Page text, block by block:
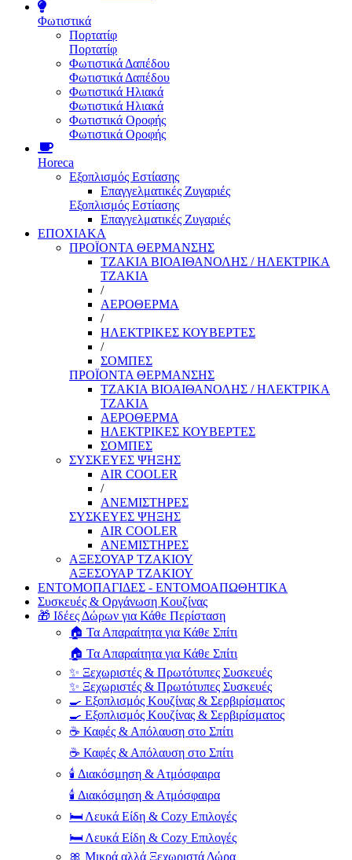
Φωτιστικά
Πορτατίφ
Πορτατίφ
Φωτιστικά Δαπέδου
Φωτιστικά Δαπέδου
Φωτιστικά Ηλιακά
Φωτιστικά Ηλιακά
Φωτιστικά Οροφής
Φωτιστικά Οροφής
Horeca
Εξοπλισμός Εστίασης
Επαγγελματικές Ζυγαριές
Εξοπλισμός Εστίασης
Επαγγελματικές Ζυγαριές
ΕΠΟΧΙΑΚΑ
ΠΡΟΪΟΝΤΑ ΘΕΡΜΑΝΣΗΣ
ΤΖΑΚΙΑ ΒΙΟΑΙΘΑΝΟΛΗΣ / ΗΛΕΚΤΡΙΚΑ
ΤΖΑΚΙΑ
/
ΑΕΡΟΘΕΡΜΑ
/
ΗΛΕΚΤΡΙΚΕΣ ΚΟΥΒΕΡΤΕΣ
/
ΣΟΜΠΕΣ
ΠΡΟΪΟΝΤΑ ΘΕΡΜΑΝΣΗΣ
ΤΖΑΚΙΑ ΒΙΟΑΙΘΑΝΟΛΗΣ / ΗΛΕΚΤΡΙΚΑ
ΤΖΑΚΙΑ
ΑΕΡΟΘΕΡΜΑ
ΗΛΕΚΤΡΙΚΕΣ ΚΟΥΒΕΡΤΕΣ
ΣΟΜΠΕΣ
ΣΥΣΚΕΥΕΣ ΨΗΞΗΣ
AIR COOLER
/
ΑΝΕΜΙΣΤΗΡΕΣ
ΣΥΣΚΕΥΕΣ ΨΗΞΗΣ
AIR COOLER
ΑΝΕΜΙΣΤΗΡΕΣ
ΑΞΕΣΟΥΑΡ ΤΖΑΚΙΟΥ
ΑΞΕΣΟΥΑΡ ΤΖΑΚΙΟΥ
ΕΝΤΟΜΟΠΑΓΙΔΕΣ - ΕΝΤΟΜΟΑΠΩΘΗΤΙΚΑ
Συσκευές & Οργάνωση Κουζίνας
🎁 Ιδέες Δώρων για Κάθε Περίσταση
🏠 Τα Απαραίτητα για Κάθε Σπίτι
🏠 Τα Απαραίτητα για Κάθε Σπίτι
✨ Ξεχωριστές & Πρωτότυπες Συσκευές
✨ Ξεχωριστές & Πρωτότυπες Συσκευές
🍳 Εξοπλισμός Κουζίνας & Σερβιρίσματος
🍳 Εξοπλισμός Κουζίνας & Σερβιρίσματος
☕ Καφές & Απόλαυση στο Σπίτι
☕ Καφές & Απόλαυση στο Σπίτι
🕯️ Διακόσμηση & Ατμόσφαιρα
🕯️ Διακόσμηση & Ατμόσφαιρα
🛏️ Λευκά Είδη & Cozy Επιλογές
🛏️ Λευκά Είδη & Cozy Επιλογές
🎀 Μικρά αλλά Ξεχωριστά Δώρα